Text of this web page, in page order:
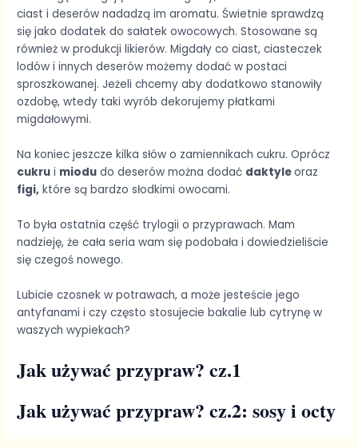
ciast i deserów nadadzą im aromatu. Świetnie sprawdzą
się jako dodatek do sałatek owocowych. Stosowane są
również w produkcji likierów. Migdały co ciast, ciasteczek
lodów i innych deserów możemy dodać w postaci
sproszkowanej. Jeżeli chcemy aby dodatkowo stanowiły
ozdobę, wtedy taki wyrób dekorujemy płatkami
migdałowymi.
Na koniec jeszcze kilka słów o zamiennikach cukru. Oprócz
cukru i miodu do deserów można dodać daktyleoraz
figi, które są bardzo słodkimi owocami.
To była ostatnia część trylogii o przyprawach. Mam
nadzieję, że cała seria wam się podobała i dowiedzieliście
się czegoś nowego.
Lubicie czosnek w potrawach, a może jesteście jego
antyfanami i czy często stosujecie bakalie lub cytrynę w
waszych wypiekach?
Jak używać przypraw? cz.1
Jak używać przypraw? cz.2: sosy i octy